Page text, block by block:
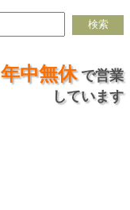
年中無休で営業
しています